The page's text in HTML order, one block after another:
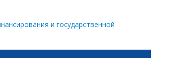
и государственной